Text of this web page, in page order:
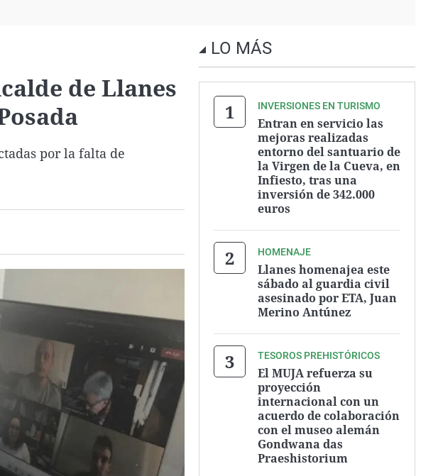
de Llanes
por la falta de
LO MÁS
INVERSIONES EN TURISMO
Entran en servicio las
mejoras realizadas
entorno del santuario de
la Virgen de la Cueva, en
Infiesto, tras una
inversión de 342.000
euros
HOMENAJE
Llanes homenajea este
sábado al guardia civil
asesinado por ETA, Juan
Merino Antúnez
TESOROS PREHISTÓRICOS
El MUJA refuerza su
proyección
internacional con un
acuerdo de colaboración
con el museo alemán
Gondwana das
Praeshistorium